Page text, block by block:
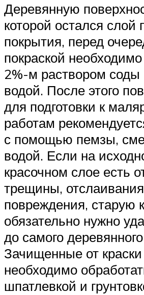
Деревянную
которой остался слой
покрытия, перед
покраской
2%-м раствором соды
водой. После этого
для подготовки к
работам
с помощью пемзы,
водой. Если на
красочном слое есть
трещины,
повреждения, старую
обязательно нужно
до самого
Зачищенные от
необходимо
шпатлевкой и